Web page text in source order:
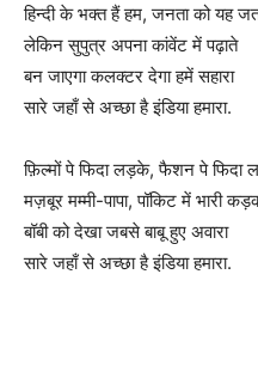
हिन्दी के भक्त हैं हम, जनता को यह
लेकिन सुपुत्र अपना कांवेंट में पढ़ाते
बन जाएगा कलक्टर देगा हमें सहारा
सारे जहाँ से अच्छा है इंडिया हमारा.
फ़िल्मों पे फिदा लड़के, फैशन पे फिदा
मज़बूर मम्मी-पापा, पॉकिट में भारी
बॉबी को देखा जबसे बाबू हुए अवारा
सारे जहाँ से अच्छा है इंडिया हमारा.